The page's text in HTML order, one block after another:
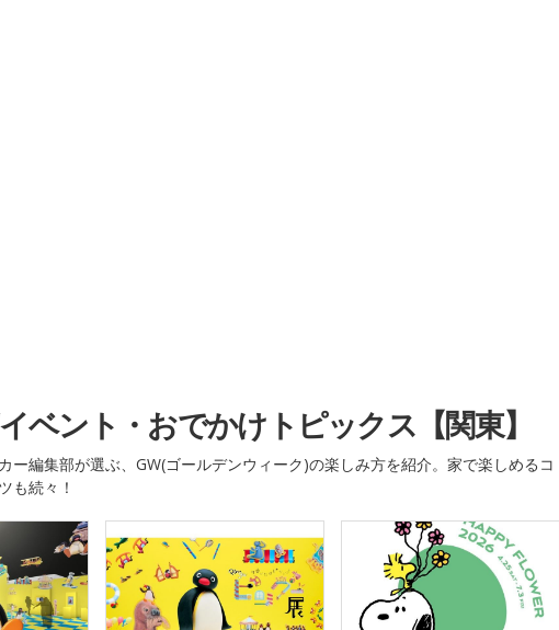
ベント・おでかけトピックス【関東】
ー編集部が選ぶ、GW(ゴールデンウィーク)の楽しみ方を紹介。家で楽しめるコ
も続々！